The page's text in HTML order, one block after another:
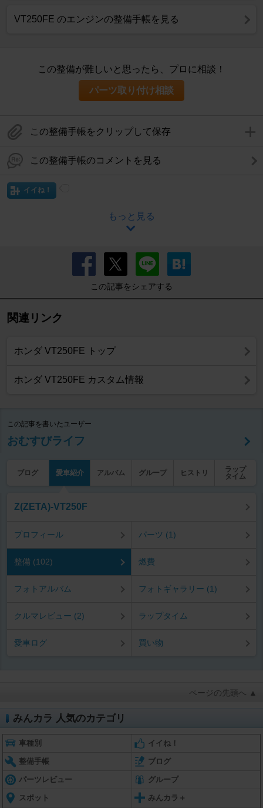
VT250FE のエンジンの整備手帳を見る
この整備が難しいと思ったら、プロに相談！
パーツ取り付け相談
この整備手帳をクリップして保存
この整備手帳のコメントを見る
イイね！
もっと見る
この記事をシェアする
関連リンク
ホンダ VT250FE トップ
ホンダ VT250FE カスタム情報
この記事を書いたユーザー
おむすびライフ
ブログ 愛車紹介 アルバム グループ ヒストリ
ラップ
タイム
Z(ZETA)-VT250F
プロフィール パーツ (1)
整備 (102) 燃費
フォトアルバム フォトギャラリー (1)
クルマレビュー (2) ラップタイム
愛車ログ 買い物
ページの先頭へ ▲
みんカラ 人気のカテゴリ
車種別 イイね！
整備手帳 ブログ
パーツレビュー グループ
スポット みんカラ＋